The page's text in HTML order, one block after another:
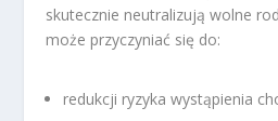
skutecznie neutralizują wolne
może przyczyniać się do:
redukcji ryzyka wystąpienia